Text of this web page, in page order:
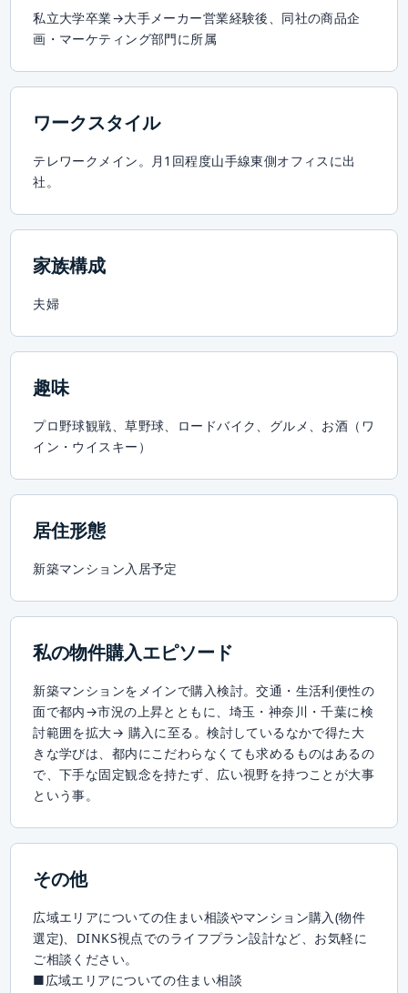
私立大学卒業→大手メーカー営業経験後、同社の商品企
画・マーケティング部門に所属
ワークスタイル
テレワークメイン。月1回程度山手線東側オフィスに出
社。
家族構成
夫婦
趣味
プロ野球観戦、草野球、ロードバイク、グルメ、お酒（ワ
イン・ウイスキー）
居住形態
新築マンション入居予定
私の物件購入エピソード
新築マンションをメインで購入検討。交通・生活利便性の
面で都内→市況の上昇とともに、埼玉・神奈川・千葉に検
討範囲を拡大→ 購入に至る。検討しているなかで得た大
きな学びは、都内にこだわらなくても求めるものはあるの
で、下手な固定観念を持たず、広い視野を持つことが大事
という事。
その他
広域エリアについての住まい相談やマンション購入(物件
選定)、DINKS視点でのライフプラン設計など、お気軽に
ご相談ください。
■広域エリアについての住まい相談